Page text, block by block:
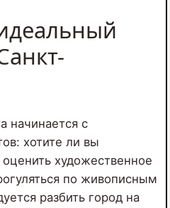
начинается с
хотите ли вы
художественное
по живописным
разбить город на